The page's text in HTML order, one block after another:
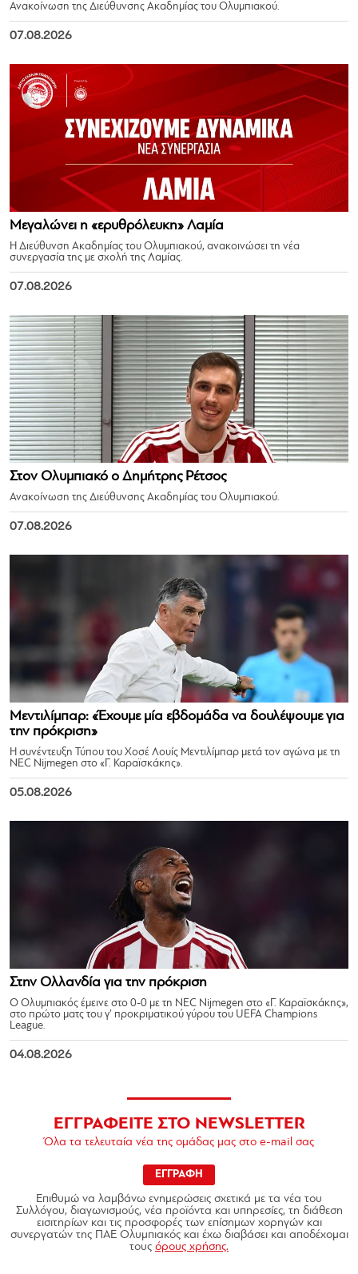
Ανακοίνωση της Διεύθυνσης Ακαδημίας του Ολυμπιακού.
07.08.2026
Μεγαλώνει η «ερυθρόλευκη» Λαμία
Η Διεύθυνση Ακαδημίας του Ολυμπιακού, ανακοινώσει τη νέα
συνεργασία της με σχολή της Λαμίας.
07.08.2026
Στον Ολυμπιακό ο Δημήτρης Ρέτσος
Ανακοίνωση της Διεύθυνσης Ακαδημίας του Ολυμπιακού.
07.08.2026
Μεντιλίμπαρ: «Έχουμε μία εβδομάδα να δουλέψουμε για
την πρόκριση»
Η συνέντευξη Τύπου του Χοσέ Λουίς Μεντιλίμπαρ μετά τον αγώνα με τη
NEC Nijmegen στο «Γ. Καραϊσκάκης».
05.08.2026
Στην Ολλανδία για την πρόκριση
Ο Ολυμπιακός έμεινε στο 0-0 με τη NEC Nijmegen στο «Γ. Καραϊσκάκης»,
στο πρώτο ματς του γ’ προκριματικού γύρου του UEFA Champions
League.
04.08.2026
ΕΓΓΡΑΦΕΙΤΕ ΣΤΟ NEWSLETTER
Όλα τα τελευταία νέα της ομάδας μας στο e-mail σας
ΕΓΓΡΑΦΗ
Επιθυμώ να λαμβάνω ενημερώσεις σχετικά με τα νέα του
Συλλόγου, διαγωνισμούς, νέα προϊόντα και υπηρεσίες, τη διάθεση
εισιτηρίων και τις προσφορές των επίσημων χορηγών και
συνεργατών της ΠΑΕ Ολυμπιακός και έχω διαβάσει και αποδέχομαι
τους όρους χρήσης.